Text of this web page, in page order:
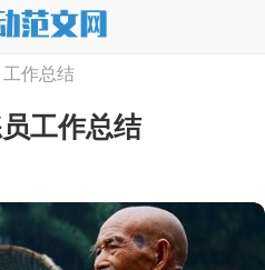
工作总结
工作总结